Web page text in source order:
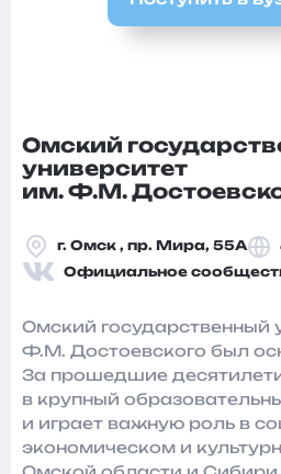
Омский
университет
им. Ф.М.
г. Омск , пр. Мира, 55А
Официальное
Омский государственный
Ф.М. Достоевского был
За прошедшие
в крупный
и играет важную роль в
экономическом и